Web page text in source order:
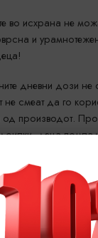
во исхрана не
и
дневни дози не
смеат да го
од производот.
деца
во производот
актиност и
чуваат на суво,